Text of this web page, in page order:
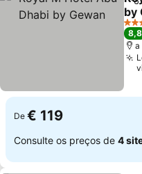
by
5
8,8
a
De € 119
Consulte os preços de 4